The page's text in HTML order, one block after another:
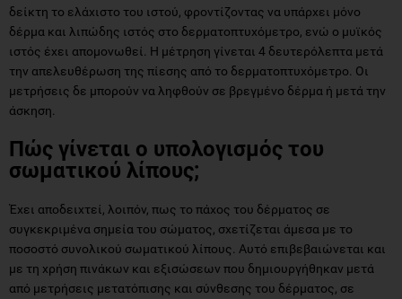
δείκτη το ελάχιστο του ιστού, φροντίζοντας να υπάρχει μόνο
δέρμα και λιπώδης ιστός στο δερματοπτυχόμετρο, ενώ ο μυϊκός
ιστός έχει απομονωθεί. Η μέτρηση γίνεται 4 δευτερόλεπτα μετά
την απελευθέρωση της πίεσης από το δερματοπτυχόμετρο. Οι
μετρήσεις δε μπορούν να ληφθούν σε βρεγμένο δέρμα ή μετά την
άσκηση.
Πώς γίνεται ο υπολογισμός του
σωματικού λίπους;
Έχει αποδειχτεί, λοιπόν, πως το πάχος του δέρματος σε
συγκεκριμένα σημεία του σώματος, σχετίζεται άμεσα με το
ποσοστό συνολικού σωματικού λίπους. Αυτό επιβεβαιώνεται και
με τη χρήση πινάκων και εξισώσεων που δημιουργήθηκαν μετά
από μετρήσεις μετατόπισης και σύνθεσης του δέρματος, σε